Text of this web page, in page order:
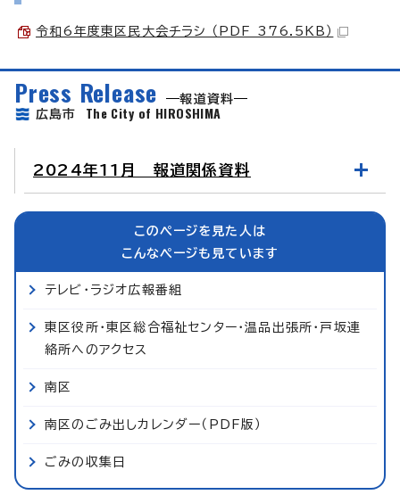
令和6年度東区民大会チラシ （PDF 376.5KB）
Press Release
報道資料
広島市 The City of HIROSHIMA
2024年11月 報道関係資料
このページを見た人は
こんなページも見ています
テレビ・ラジオ広報番組
東区役所・東区総合福祉センター・温品出張所・戸坂連
絡所へのアクセス
南区
南区のごみ出しカレンダー（PDF版）
ごみの収集日